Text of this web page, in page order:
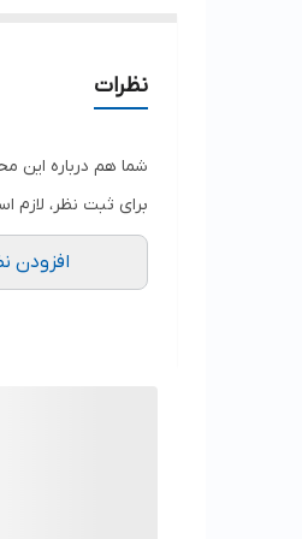
نظرات
شما هم درباره این
برای ثبت نظر، لازم
افزودن